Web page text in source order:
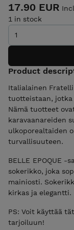
17.90 EUR
1 in stock
Product
Italialainen
tuotteistaan, jotka
Nämä tuotteet
karavaanareiden
ulkoporealtaiden
turvallisuuteen.
BELLE EPOQUE
sokerikko, joka
mainiosti.
kirkas ja elegantti.
PS: Voit käyttää
tarjoiluun!